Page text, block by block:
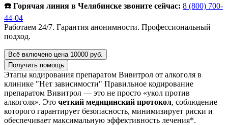
☎️ Горячая линия в Челябинске звоните сейчас: 8 (800) 700-
44-04
Работаем 24/7. Гарантия анонимности. Профессиональный
подход.
Всё включено цена 10000 руб.
Получить помощь
Этапы кодирования препаратом Вивитрол от алкоголя в
клинике "Нет зависимости" Правильное кодирование
препаратом Вивитрол — это не просто «укол против
алкоголя». Это четкий медицинский протокол, соблюдение
которого гарантирует безопасность, минимизирует риски и
обеспечивает максимальную эффективность лечения*.